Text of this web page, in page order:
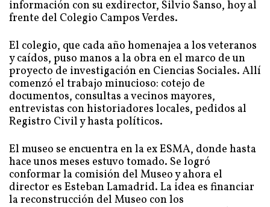
El colegio, que cada año homenajea a los veteranos
proyecto de investigación en Ciencias Sociales. Allí
comenzó el trabajo minucioso: cotejo de
documentos, consultas a vecinos mayores,
entrevistas con historiadores locales, pedidos al
Registro Civil y hasta políticos.
El museo se encuentra en la ex ESMA, donde hasta
conformar la comisión del Museo y ahora el
director es Esteban Lamadrid. La idea es financiar
la reconstrucción del Museo con los
apadrinamientos, y lograr conectar con tu héroe.
Expreso Facundo